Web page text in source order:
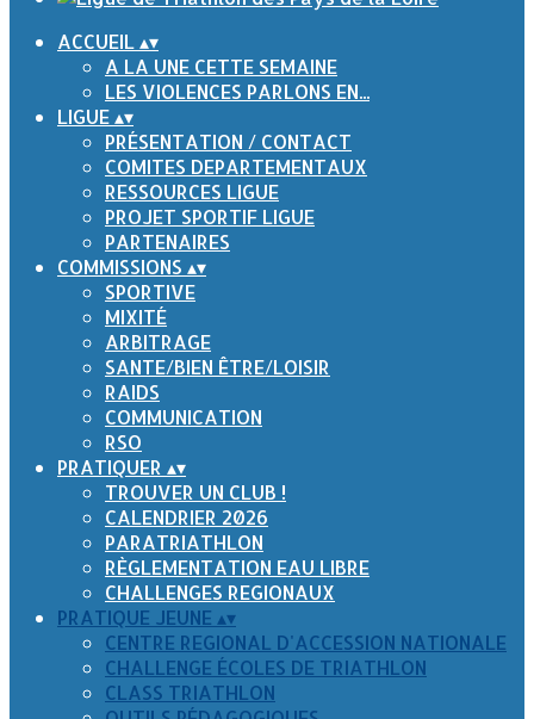
ACCUEIL▴▾
A LA UNE CETTE SEMAINE
LES VIOLENCES PARLONS EN...
LIGUE▴▾
PRÉSENTATION / CONTACT
COMITES DEPARTEMENTAUX
RESSOURCES LIGUE
PROJET SPORTIF LIGUE
PARTENAIRES
COMMISSIONS ▴▾
SPORTIVE
MIXITÉ
ARBITRAGE
SANTE/BIEN ÊTRE/LOISIR
RAIDS
COMMUNICATION
RSO
PRATIQUER ▴▾
TROUVER UN CLUB !
CALENDRIER 2026
PARATRIATHLON
RÈGLEMENTATION EAU LIBRE
CHALLENGES REGIONAUX
PRATIQUE JEUNE ▴▾
CENTRE REGIONAL D'ACCESSION NATIONALE
CHALLENGE ÉCOLES DE TRIATHLON
CLASS TRIATHLON